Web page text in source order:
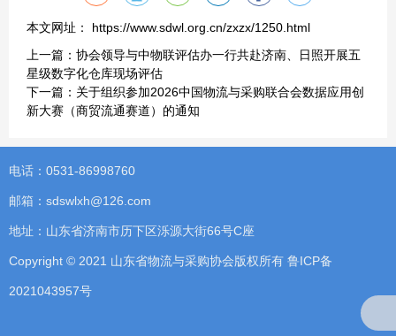
本文网址： https://www.sdwl.org.cn/zxzx/1250.html
上一篇： 协会领导与中物联评估办一行共赴济南、日照开展五
星级数字化仓库现场评估
下一篇： 关于组织参加2026中国物流与采购联合会数据应用创
新大赛（商贸流通赛道）的通知
电话：0531-86998760
邮箱：sdswlxh@126.com
地址：山东省济南市历下区泺源大街66号C座
Copyright © 2021 山东省物流与采购协会版权所有 鲁ICP备
2021043957号